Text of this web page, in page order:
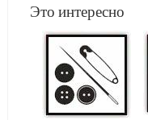
Это интересно